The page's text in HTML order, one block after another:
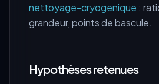
nettoyage-cryogenique :
grandeur, points de bascule.
Hypothèses retenues